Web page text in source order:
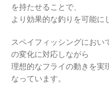
を持たせることで、
より効果的な釣りを可能に
スペイフィッシングにおい
の変化に対応しながら
理想的なフライの動きを実
なっています。